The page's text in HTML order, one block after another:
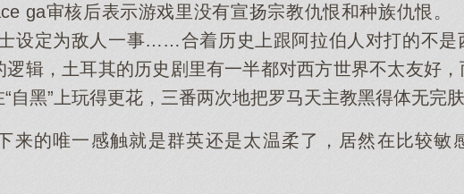
ga审核后表示游戏里没有宣扬宗教仇恨和种族仇恨。
设定为敌人一事……合着历史上跟阿拉伯人对打的不是
逻辑，土耳其的历史剧里有一半都对西方世界不太友好
自黑”上玩得更花，三番两次地把罗马天主教黑得体无完肤
来的唯一感触就是群英还是太温柔了，居然在比较敏